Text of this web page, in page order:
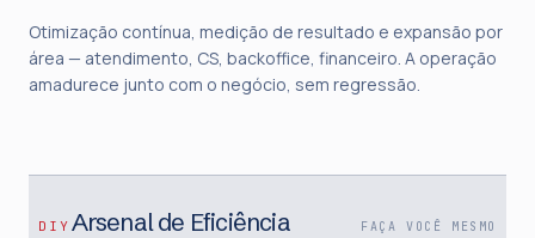
Otimização contínua, medição de resultado e expansão por
área — atendimento, CS, backoffice, financeiro. A operação
amadurece junto com o negócio, sem regressão.
DIY Arsenal de Eficiência FAÇA VOCÊ MESMO